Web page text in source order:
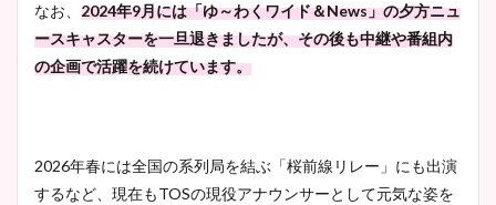
なお、 2024年9月には「ゆ～わくワイド＆News」の夕方ニュ
ースキャスターを一旦退きましたが、その後も中継や番組内
の企画で活躍を続けています。
2026年春には全国の系列局を結ぶ「桜前線リレー」にも出演
するなど、現在もTOSの現役アナウンサーとして元気な姿を